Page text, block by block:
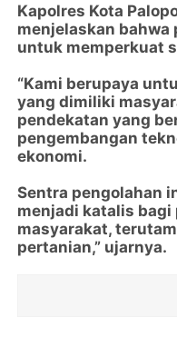
Kapolres Kota
menjelaskan
untuk memperkuat
“Kami berupaya
yang dimiliki
pendekatan yang
pengembangan
ekonomi.
Sentra pengolahan
menjadi katalis
masyarakat,
pertanian,” ujarnya.